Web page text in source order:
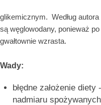
glikemicznym. Według
są węglowodany, ponieważ
gwałtownie wzrasta.
Wady:
błędne założenie
nadmiaru